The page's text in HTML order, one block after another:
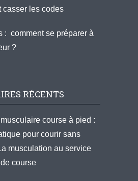
casser les codes
: comment se préparer à
?
RÉCENTS
course à pied :
pour courir sans
musculation au service
course